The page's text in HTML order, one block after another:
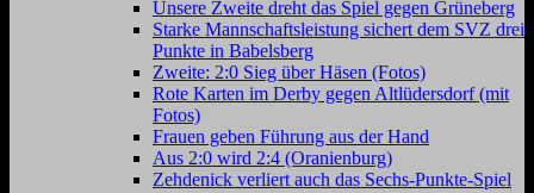
Unsere Zweite dreht das Spiel gegen Grüneberg
Starke Mannschaftsleistung sichert dem SVZ drei
Punkte in Babelsberg
Zweite: 2:0 Sieg über Häsen (Fotos)
Rote Karten im Derby gegen Altlüdersdorf (mit
Fotos)
Frauen geben Führung aus der Hand
Aus 2:0 wird 2:4 (Oranienburg)
Zehdenick verliert auch das Sechs-Punkte-Spiel